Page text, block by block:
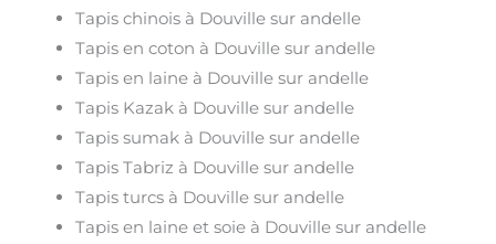
Tapis chinois à Douville sur andelle
Tapis en coton à Douville sur andelle
Tapis en laine à Douville sur andelle
Tapis Kazak à Douville sur andelle
Tapis sumak à Douville sur andelle
Tapis Tabriz à Douville sur andelle
Tapis turcs à Douville sur andelle
Tapis en laine et soie à Douville sur andelle